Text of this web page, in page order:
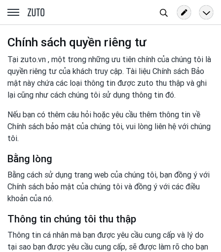
zuto.vn
kiếm
Chính sách quyền riêng tư
Tại zuto.vn , một trong những ưu tiên chính của chúng tôi là
quyền riêng tư của khách truy cập. Tài liệu Chính sách Bảo
mật này chứa các loại thông tin được zuto thu thập và ghi
lại cũng như cách chúng tôi sử dụng thông tin đó.
Nếu bạn có thêm câu hỏi hoặc yêu cầu thêm thông tin về
Chính sách bảo mật của chúng tôi, vui lòng liên hệ với chúng
tôi.
Bằng lòng
Bằng cách sử dụng trang web của chúng tôi, bạn đồng ý với
Chính sách bảo mật của chúng tôi và đồng ý với các điều
khoản của nó.
Thông tin chúng tôi thu thập
Thông tin cá nhân mà bạn được yêu cầu cung cấp và lý do
tại sao bạn được yêu cầu cung cấp, sẽ được làm rõ cho bạn